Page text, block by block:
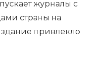
журналы с
страны на
привлекло